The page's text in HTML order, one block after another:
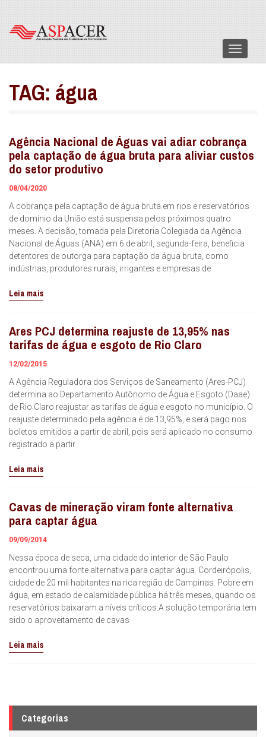
Menu
TAG: água
Agência Nacional de Águas vai adiar cobrança
pela captação de água bruta para aliviar custos
do setor produtivo
08/04/2020
A cobrança pela captação de água bruta em rios e reservatórios
de domínio da União está suspensa pelos próximos quatro
meses. A decisão, tomada pela Diretoria Colegiada da Agência
Nacional de Águas (ANA) em 6 de abril, segunda-feira, beneficia
detentores de outorga para captação da água bruta, como
indústrias, produtores rurais, irrigantes e empresas de
Leia mais
Ares PCJ determina reajuste de 13,95% nas
tarifas de água e esgoto de Rio Claro
12/02/2015
A Agência Reguladora dos Serviços de Saneamento (Ares-PCJ)
determina ao Departamento Autônomo de Água e Esgoto (Daae)
de Rio Claro reajustar as tarifas de água e esgoto no município. O
reajuste determinado pela agência é de 13,95%, e será pago nos
boletos emitidos a partir de abril, pois será aplicado no consumo
registrado a partir
Leia mais
Cavas de mineração viram fonte alternativa
para captar água
09/09/2014
Nessa época de seca, uma cidade do interior de São Paulo
encontrou uma fonte alternativa para captar água. Cordeirópolis,
cidade de 20 mil habitantes na rica região de Campinas. Pobre em
água, em estado de calamidade pública há três meses, quando os
reservatórios baixaram a níveis críticos.A solução temporária tem
sido o aproveitamento de cavas
Leia mais
Categorias